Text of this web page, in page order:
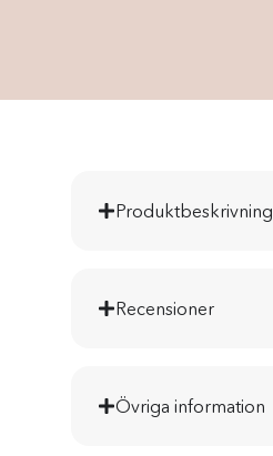
Produktbeskrivning
Recensioner
Övriga information